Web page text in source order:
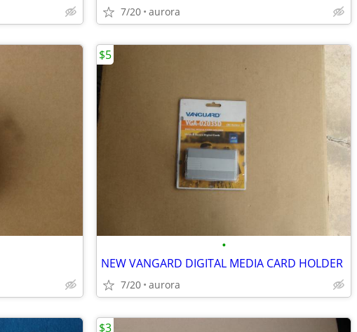
7/20 aurora
•
NEW VANGARD DIGITAL MEDIA CARD HOLDER
7/20 aurora
$5
$3